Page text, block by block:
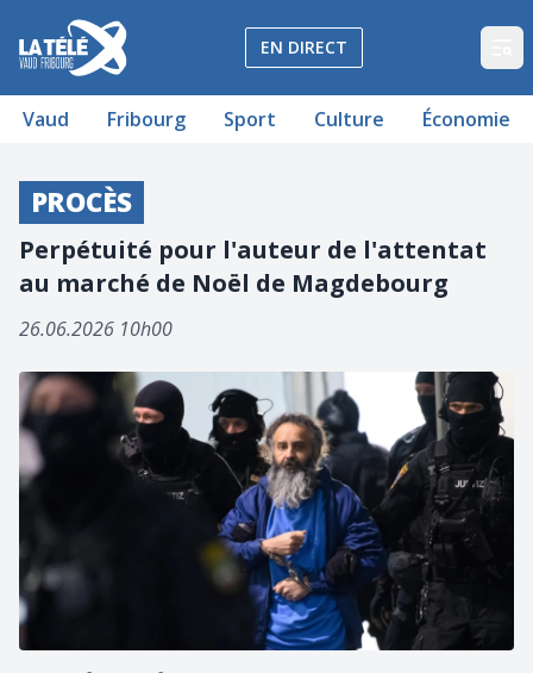
La Télé - Télévision régionale Vaud et Fribourg
EN DIRECT
Vaud Fribourg Sport Culture Économie
PROCÈS
Perpétuité pour l'auteur de l'attentat
au marché de Noël de Magdebourg
26.06.2026 10h00